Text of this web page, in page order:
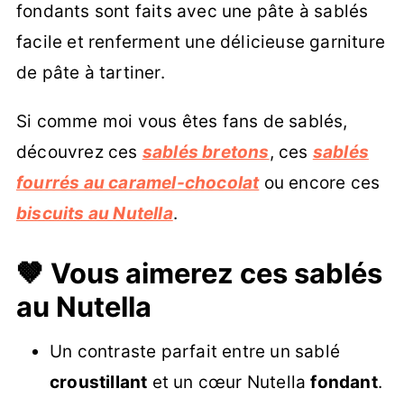
fondants sont faits avec une pâte à sablés
facile et renferment une délicieuse garniture
de pâte à tartiner.
Si comme moi vous êtes fans de sablés,
découvrez ces sablés bretons, ces sablés
fourrés au caramel-chocolatou encore ces
biscuits au Nutella.
🤎 Vous aimerez ces sablés
au Nutella
Un contraste parfait entre un sablé
croustillant et un cœur Nutellafondant.